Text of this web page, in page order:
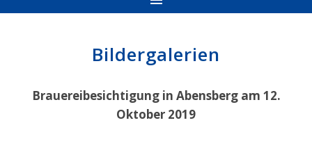
Bildergalerien
Brauereibesichtigung in Abensberg am 12.
Oktober 2019